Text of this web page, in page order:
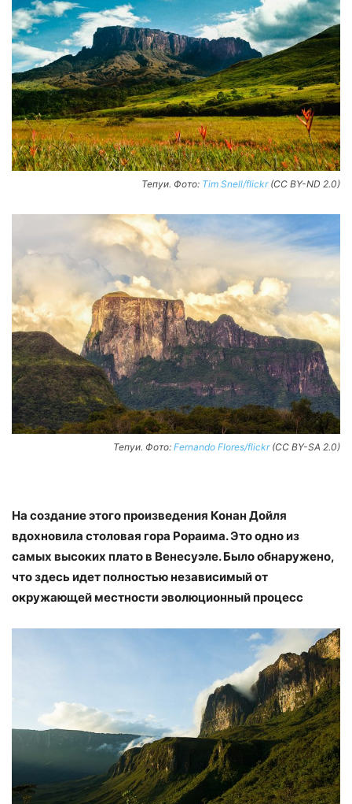
Тепуи. Фото: Tim Snell/flickr(CC BY-ND 2.0)
Тепуи. Фото: Fernando Flores/flickr(CC BY-SA 2.0)
На создание этого произведения Конан Дойля
вдохновила столовая гора Рораима. Это одно из
самых высоких плато в Венесуэле. Было обнаружено,
что здесь идет полностью независимый от
окружающей местности эволюционный процесс